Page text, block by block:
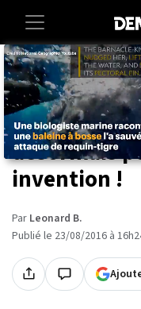
Accueil High-tech
Avoir une
conference
désormais
invention !
Par Leonard B.
Publié le 23/08/2016 à